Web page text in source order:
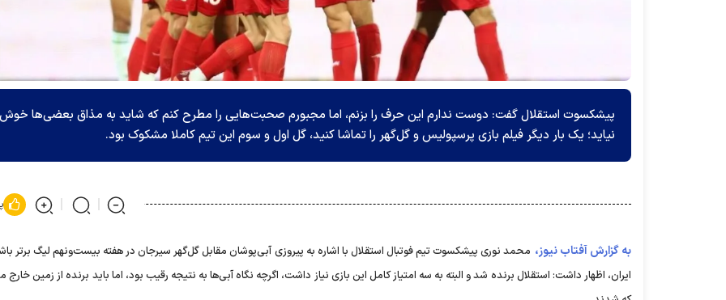
پیشکسوت استقلال گفت: دوست ندارم این حرف را بزنم، اما مجبورم صحبت‌هایی را مطرح کنم که شاید به مذاق بعضی‌ها خوش
نیاید؛ یک بار دیگر فیلم بازی پرسپولیس و گل‌گهر را تماشا کنید، گل اول و سوم این تیم کاملا مشکوک بود.
به گزارش آفتاب نیوز، محمد نوری پیشکسوت تیم فوتبال استقلال با اشاره به پیروزی آبی‌پوشان مقابل گل‌گهر سیرجان در هفته بیست‌ونهم لیگ برتر
ایران، اظهار داشت: استقلال برنده شد و البته به سه امتیاز کامل این بازی نیاز داشت، اگرچه نگاه آبی‌ها به نتیجه رقیب بود، اما باید برنده از زمین